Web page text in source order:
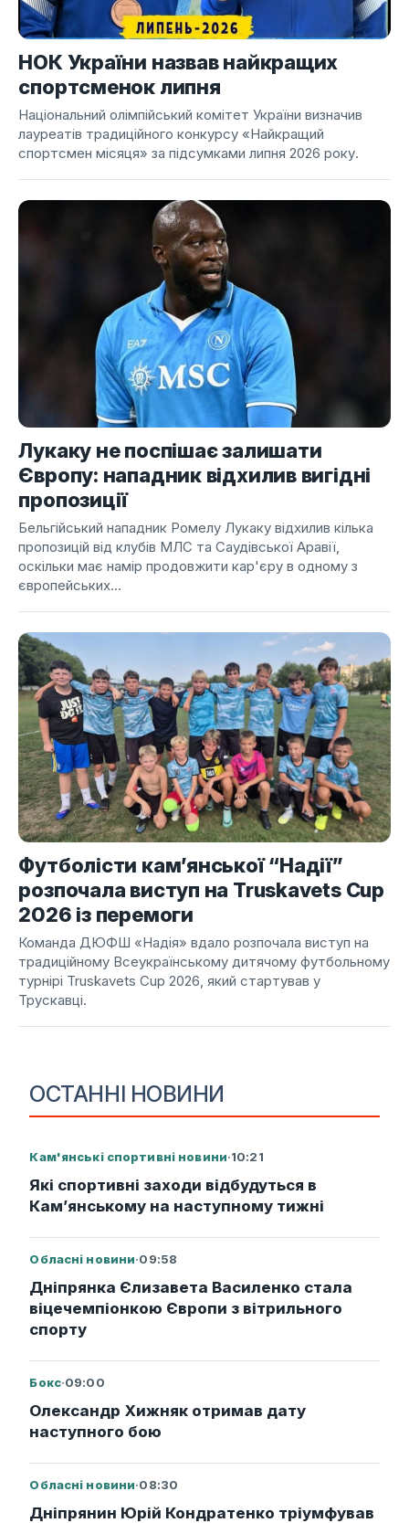
ОСТАННІ НОВИНИ
Кам'янські спортивні новини·10:21
Які спортивні заходи відбудуться в
Кам’янському на наступному тижні
Обласні новини·09:58
Дніпрянка Єлизавета Василенко стала
віцечемпіонкою Європи з вітрильного
спорту
Бокс·09:00
Олександр Хижняк отримав дату
наступного бою
Обласні новини·08:30
Дніпрянин Юрій Кондратенко тріумфував
НОК України назвав найкращих
спортсменок липня
Національний олімпійський комітет України визначив
лауреатів традиційного конкурсу «Найкращий
спортсмен місяця» за підсумками липня 2026 року.
Лукаку не поспішає залишати
Європу: нападник відхилив вигідні
пропозиції
Бельгійський нападник Ромелу Лукаку відхилив кілька
пропозицій від клубів МЛС та Саудівської Аравії,
оскільки має намір продовжити кар'єру в одному з
європейських...
Футболісти кам’янської “Надії”
розпочала виступ на Truskavets Cup
2026 із перемоги
Команда ДЮФШ «Надія» вдало розпочала виступ на
традиційному Всеукраїнському дитячому футбольному
турнірі Truskavets Cup 2026, який стартував у
Трускавці.